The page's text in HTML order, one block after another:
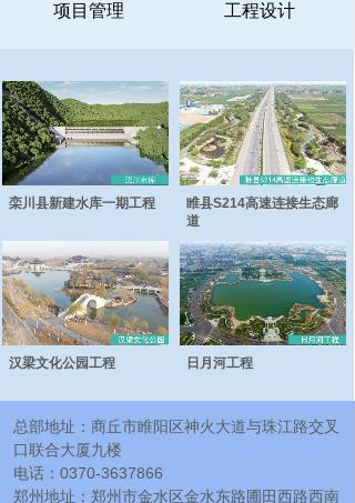
项目管理 工程设计
栾川县新建水库一期工程
睢县S214高速连接生态廊
道
汉梁文化公园工程 日月河工程
总部地址：商丘市睢阳区神火大道与珠江路交叉
口联合大厦九楼
电话：0370-3637866
郑州地址：郑州市金水区金水东路圃田西路西南